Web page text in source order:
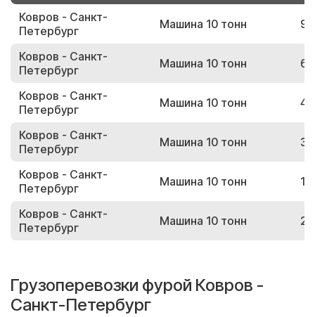
Ковров - Санкт-
Петербург
Машина 10 тонн
Ковров - Санкт-
Петербург
Машина 10 тонн
Ковров - Санкт-
Петербург
Машина 10 тонн
Ковров - Санкт-
Петербург
Машина 10 тонн
Ковров - Санкт-
Петербург
Машина 10 тонн
Ковров - Санкт-
Петербург
Машина 10 тонн
Грузоперевозки фурой Ковров -
Санкт-Петербург